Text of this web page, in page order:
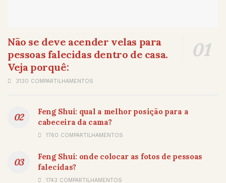
Não se deve acender velas para
pessoas falecidas dentro de casa.
Veja porquê:
3130 COMPARTILHAMENTOS
Feng Shui: qual a melhor posição para a
cabeceira da cama?
1760 COMPARTILHAMENTOS
Feng Shui: onde colocar as fotos de pessoas
falecidas?
1743 COMPARTILHAMENTOS